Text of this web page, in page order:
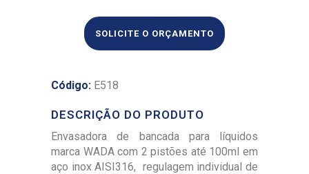
SOLICITE O ORÇAMENTO
Código: E518
DESCRIÇÃO DO PRODUTO
Envasadora de bancada para líquidos
marca WADA com 2 pistões até 100ml em
aço inox AISI316, regulagem individual de